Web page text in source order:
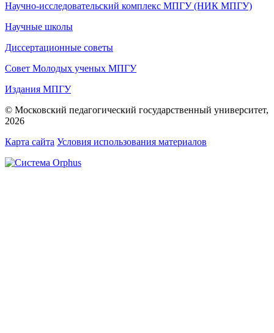
Научно-исследовательский комплекс МПГУ (НИК МПГУ)
Научные школы
Диссертационные советы
Совет Молодых ученых МПГУ
Издания МПГУ
© Московский педагогический государственный университет,
2026
Карта сайта Условия использования материалов